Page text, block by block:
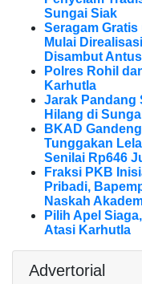
Sungai Siak
Seragam
Mulai
Disambut
Polres Rohil
Karhutla
Jarak Pandang
Hilang di
BKAD
Tunggakan
Senilai Rp646
Fraksi PKB
Pribadi,
Naskah
Pilih Apel
Atasi Karhutla
Advertorial